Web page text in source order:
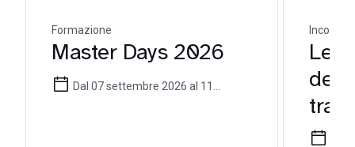
Formazione
Master Days 2026
Incontro
Le
tra